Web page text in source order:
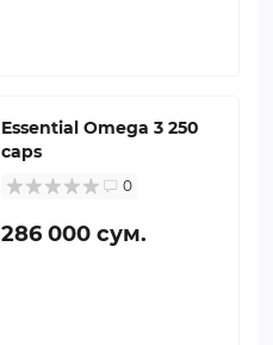
Essential Omega 3 250
caps
0
286 000 сум.